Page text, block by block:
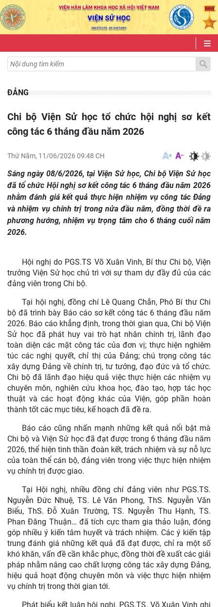
ĐẢNG
Chi bộ Viện Sử học tổ chức hội nghị sơ kết
công tác 6 tháng đầu năm 2026
Thứ Năm, 11/06/2026 09:48 CH
Sáng ngày 08/6/2026, tại Viện Sử học, Chi bộ Viện Sử học
đã tổ chức Hội nghị sơ kết công tác 6 tháng đầu năm 2026
nhằm đánh giá kết quả thực hiện nhiệm vụ công tác Đảng
và nhiệm vụ chính trị trong nửa đầu năm, đồng thời đề ra
phương hướng, nhiệm vụ trọng tâm cho 6 tháng cuối năm
2026.
Hội nghị do PGS.TS Võ Xuân Vinh, Bí thư Chi bộ, Viện
trưởng Viện Sử học chủ trì với sự tham dự đầy đủ của các
đảng viên trong Chi bộ.
Tại hội nghị, đồng chí Lê Quang Chắn, Phó Bí thư Chi
bộ đã trình bày Báo cáo sơ kết công tác 6 tháng đầu năm
2026. Báo cáo khẳng định, trong thời gian qua, Chi bộ Viện
Sử học đã phát huy vai trò hạt nhân chính trị, lãnh đạo
toàn diện các mặt công tác của đơn vị; thực hiện nghiêm
túc các nghị quyết, chỉ thị của Đảng; chú trọng công tác
xây dựng Đảng về chính trị, tư tưởng, đạo đức và tổ chức.
Chi bộ đã lãnh đạo hiệu quả việc thực hiện các nhiệm vụ
chuyên môn, nghiên cứu khoa học, đào tạo, hợp tác học
thuật và các hoạt động khác của Viện, góp phần hoàn
thành tốt các mục tiêu, kế hoạch đã đề ra.
Báo cáo cũng nhấn mạnh những kết quả nổi bật mà
Chi bộ và Viện Sử học đã đạt được trong 6 tháng đầu năm
2026, thể hiện tinh thần đoàn kết, trách nhiệm và sự nỗ lực
của toàn thể cán bộ, đảng viên trong việc thực hiện nhiệm
vụ chính trị được giao.
Tại Hội nghị, nhiều đồng chí đảng viên như PGS.TS.
Nguyễn Đức Nhuệ, TS. Lê Văn Phong, ThS. Nguyễn Văn
Biểu, ThS. Đỗ Xuân Trường, TS. Nguyễn Thu Hạnh, TS.
Phan Đăng Thuận… đã tích cực tham gia thảo luận, đóng
góp nhiều ý kiến tâm huyết và trách nhiệm. Các ý kiến tập
trung đánh giá những kết quả đã đạt được, chỉ ra một số
khó khăn, vấn đề cần khắc phục, đồng thời đề xuất các giải
pháp nhằm nâng cao chất lượng công tác xây dựng Đảng,
hiệu quả hoạt động chuyên môn và việc thực hiện nhiệm
vụ chính trị trong thời gian tới.
Phát biểu kết luận hội nghị, PGS.TS. Võ Xuân Vinh ghi